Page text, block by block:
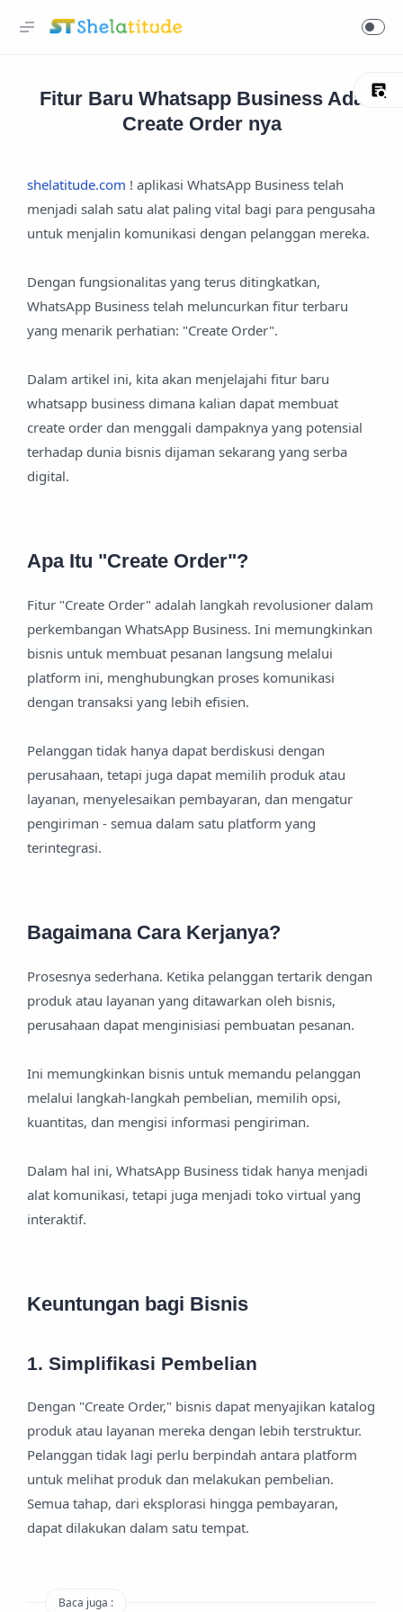
Fitur Baru Whatsapp Business Ada
Create Order nya
shelatitude.com ! aplikasi WhatsApp Business telah
menjadi salah satu alat paling vital bagi para pengusaha
untuk menjalin komunikasi dengan pelanggan mereka.
Dengan fungsionalitas yang terus ditingkatkan,
WhatsApp Business telah meluncurkan fitur terbaru
yang menarik perhatian: "Create Order".
Dalam artikel ini, kita akan menjelajahi fitur baru
whatsapp business dimana kalian dapat membuat
create order dan menggali dampaknya yang potensial
terhadap dunia bisnis dijaman sekarang yang serba
digital.
Apa Itu "Create Order"?
Fitur "Create Order" adalah langkah revolusioner dalam
perkembangan WhatsApp Business. Ini memungkinkan
bisnis untuk membuat pesanan langsung melalui
platform ini, menghubungkan proses komunikasi
dengan transaksi yang lebih efisien.
Pelanggan tidak hanya dapat berdiskusi dengan
perusahaan, tetapi juga dapat memilih produk atau
layanan, menyelesaikan pembayaran, dan mengatur
pengiriman - semua dalam satu platform yang
terintegrasi.
Bagaimana Cara Kerjanya?
Prosesnya sederhana. Ketika pelanggan tertarik dengan
produk atau layanan yang ditawarkan oleh bisnis,
perusahaan dapat menginisiasi pembuatan pesanan.
Ini memungkinkan bisnis untuk memandu pelanggan
melalui langkah-langkah pembelian, memilih opsi,
kuantitas, dan mengisi informasi pengiriman.
Dalam hal ini, WhatsApp Business tidak hanya menjadi
alat komunikasi, tetapi juga menjadi toko virtual yang
interaktif.
Keuntungan bagi Bisnis
1. Simplifikasi Pembelian
Dengan "Create Order," bisnis dapat menyajikan katalog
produk atau layanan mereka dengan lebih terstruktur.
Pelanggan tidak lagi perlu berpindah antara platform
untuk melihat produk dan melakukan pembelian.
Semua tahap, dari eksplorasi hingga pembayaran,
dapat dilakukan dalam satu tempat.
Baca juga :